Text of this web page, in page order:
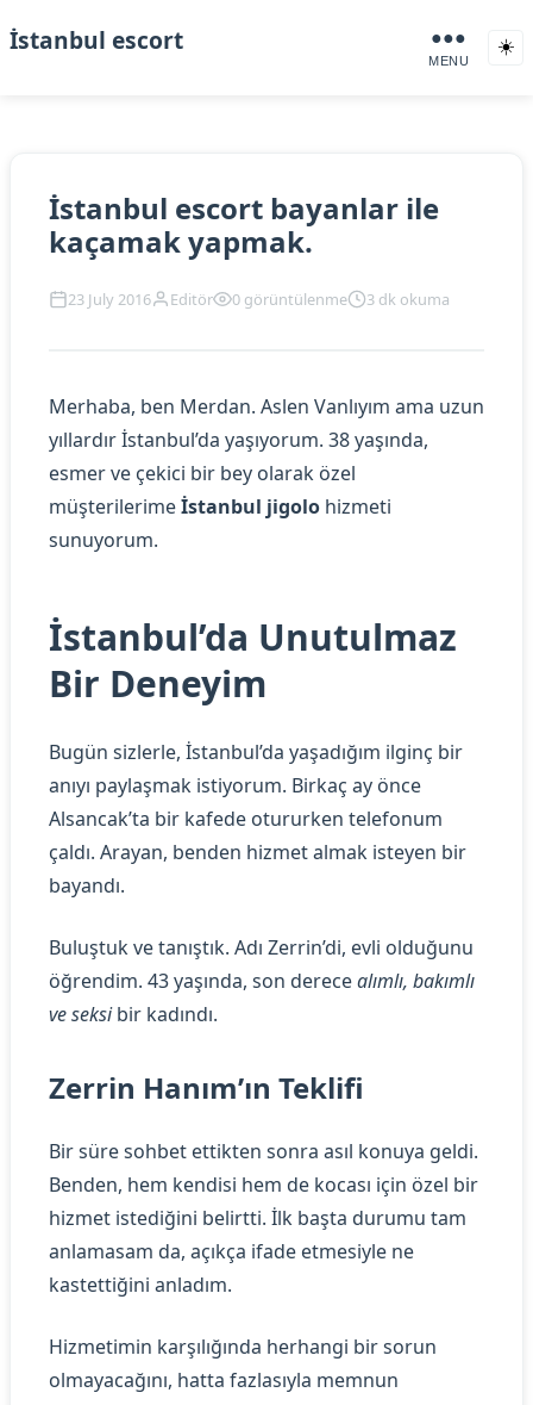
İstanbul escort ●●●
MENU
☀️
İstanbul escort bayanlar ile
kaçamak yapmak.
23 July 2016 Editör 0 görüntülenme 3 dk okuma
Merhaba, ben Merdan. Aslen Vanlıyım ama uzun
yıllardır İstanbul’da yaşıyorum. 38 yaşında,
esmer ve çekici bir bey olarak özel
müşterilerimeİstanbul jigolo hizmeti
sunuyorum.
İstanbul’da Unutulmaz
Bir Deneyim
Bugün sizlerle, İstanbul’da yaşadığım ilginç bir
anıyı paylaşmak istiyorum. Birkaç ay önce
Alsancak’ta bir kafede otururken telefonum
çaldı. Arayan, benden hizmet almak isteyen bir
bayandı.
Buluştuk ve tanıştık. Adı Zerrin’di, evli olduğunu
öğrendim. 43 yaşında, son derecealımlı, bakımlı
ve seksibir kadındı.
Zerrin Hanım’ın Teklifi
Bir süre sohbet ettikten sonra asıl konuya geldi.
Benden, hem kendisi hem de kocası için özel bir
hizmet istediğini belirtti. İlk başta durumu tam
anlamasam da, açıkça ifade etmesiyle ne
kastettiğini anladım.
Hizmetimin karşılığında herhangi bir sorun
olmayacağını, hatta fazlasıyla memnun